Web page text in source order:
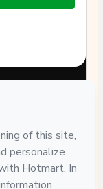
Help Center
learn more.